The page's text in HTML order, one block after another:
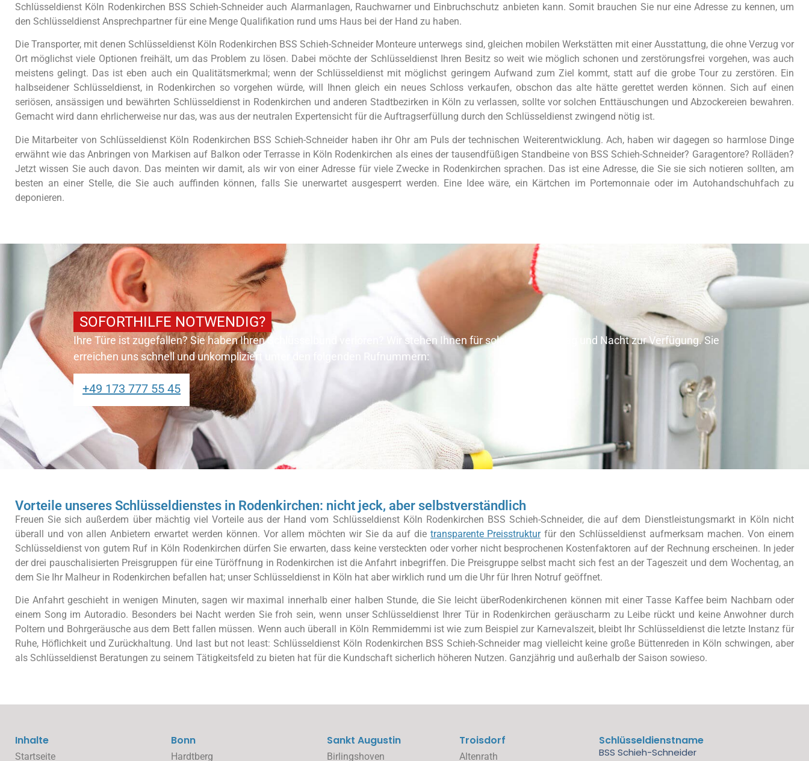
Schlüsseldienst Köln Rodenkirchen BSS Schieh-Schneider auch Alarmanlagen, Rauchwarner und Einbruchschutz anbieten kann. Somit brauchen Sie nur eine Adresse zu kennen, um
den Schlüsseldienst Ansprechpartner für eine Menge Qualifikation rund ums Haus bei der Hand zu haben.
Die Transporter, mit denen Schlüsseldienst Köln Rodenkirchen BSS Schieh-Schneider Monteure unterwegs sind, gleichen mobilen Werkstätten mit einer Ausstattung, die ohne Verzug vor
Ort möglichst viele Optionen freihält, um das Problem zu lösen. Dabei möchte der Schlüsseldienst Ihren Besitz so weit wie möglich schonen und zerstörungsfrei vorgehen, was auch
meistens gelingt. Das ist eben auch ein Qualitätsmerkmal; wenn der Schlüsseldienst mit möglichst geringem Aufwand zum Ziel kommt, statt auf die grobe Tour zu zerstören. Ein
halbseidener Schlüsseldienst, in Rodenkirchen so vorgehen würde, will Ihnen gleich ein neues Schloss verkaufen, obschon das alte hätte gerettet werden können. Sich auf einen
seriösen, ansässigen und bewährten Schlüsseldienst in Rodenkirchen und anderen Stadtbezirken in Köln zu verlassen, sollte vor solchen Enttäuschungen und Abzockereien bewahren.
Gemacht wird dann ehrlicherweise nur das, was aus der neutralen Expertensicht für die Auftragserfüllung durch den Schlüsseldienst zwingend nötig ist.
Die Mitarbeiter von Schlüsseldienst Köln Rodenkirchen BSS Schieh-Schneider haben ihr Ohr am Puls der technischen Weiterentwicklung. Ach, haben wir dagegen so harmlose Dinge
erwähnt wie das Anbringen von Markisen auf Balkon oder Terrasse in Köln Rodenkirchen als eines der tausendfüßigen Standbeine von BSS Schieh-Schneider? Garagentore? Rolläden?
Jetzt wissen Sie auch davon. Das meinten wir damit, als wir von einer Adresse für viele Zwecke in Rodenkirchen sprachen. Das ist eine Adresse, die Sie sie sich notieren sollten, am
besten an einer Stelle, die Sie auch auffinden können, falls Sie unerwartet ausgesperrt werden. Eine Idee wäre, ein Kärtchen im Portemonnaie oder im Autohandschuhfach zu
deponieren.
SOFORTHILFE NOTWENDIG?
Ihre Türe ist zugefallen? Sie haben Ihren Schlüsselbund verloren? Wir stehen Ihnen für solche Notfälle Tag und Nacht zur Verfügung. Sie
erreichen uns schnell und unkompliziert unter den folgenden Rufnummern:
+49 173 777 55 45
Vorteile unseres Schlüsseldienstes in Rodenkirchen: nicht jeck, aber selbstverständlich
Freuen Sie sich außerdem über mächtig viel Vorteile aus der Hand vom Schlüsseldienst Köln Rodenkirchen BSS Schieh-Schneider, die auf dem Dienstleistungsmarkt in Köln nicht
überall und von allen Anbietern erwartet werden können. Vor allem möchten wir Sie da auf die transparente Preisstrukturfür den Schlüsseldienst aufmerksam machen. Von einem
Schlüsseldienst von gutem Ruf in Köln Rodenkirchen dürfen Sie erwarten, dass keine versteckten oder vorher nicht besprochenen Kostenfaktoren auf der Rechnung erscheinen. In jeder
der drei pauschalisierten Preisgruppen für eine Türöffnung in Rodenkirchen ist die Anfahrt inbegriffen. Die Preisgruppe selbst macht sich fest an der Tageszeit und dem Wochentag, an
dem Sie Ihr Malheur in Rodenkirchen befallen hat; unser Schlüsseldienst in Köln hat aber wirklich rund um die Uhr für Ihren Notruf geöffnet.
Die Anfahrt geschieht in wenigen Minuten, sagen wir maximal innerhalb einer halben Stunde, die Sie leicht überRodenkirchenen können mit einer Tasse Kaffee beim Nachbarn oder
einem Song im Autoradio. Besonders bei Nacht werden Sie froh sein, wenn unser Schlüsseldienst Ihrer Tür in Rodenkirchen geräuscharm zu Leibe rückt und keine Anwohner durch
Poltern und Bohrgeräusche aus dem Bett fallen müssen. Wenn auch überall in Köln Remmidemmi ist wie zum Beispiel zur Karnevalszeit, bleibt Ihr Schlüsseldienst die letzte Instanz für
Ruhe, Höflichkeit und Zurückhaltung. Und last but not least: Schlüsseldienst Köln Rodenkirchen BSS Schieh-Schneider mag vielleicht keine große Büttenreden in Köln schwingen, aber
als Schlüsseldienst Beratungen zu seinem Tätigkeitsfeld zu bieten hat für die Kundschaft sicherlich höheren Nutzen. Ganzjährig und außerhalb der Saison sowieso.
Inhalte
Startseite
Bonn
Hardtberg
Sankt Augustin
Birlingshoven
Troisdorf
Altenrath
Schlüsseldienstname
BSS Schieh-Schneider